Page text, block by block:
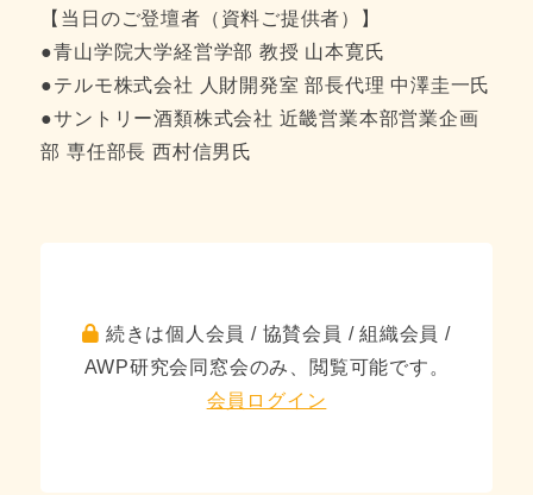
【当日のご登壇者（資料ご提供者）】
●青山学院大学経営学部 教授 山本寛氏
●テルモ株式会社 人財開発室 部長代理 中澤圭一氏
●サントリー酒類株式会社 近畿営業本部営業企画
部 専任部長 西村信男氏
続きは個人会員 / 協賛会員 / 組織会員 /
AWP研究会同窓会のみ、閲覧可能です。
会員ログイン